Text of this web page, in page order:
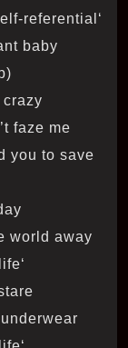
‘Cause everyone around me is so self-referential
baby
(Wah wah wah, shut up)
crazy
faze me
you to save
world away
‘Cause I’m a lowlife, lowlife